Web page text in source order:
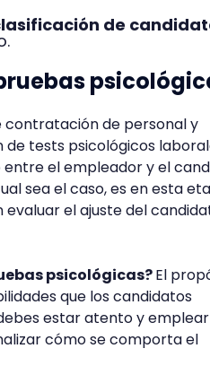
de
contratación de personal y
tests psicológicos
el empleador y el
sea el caso, es en esta
el ajuste del
psicológicas?El
que los candidatos
estar atento y emplear
cómo se comporta el